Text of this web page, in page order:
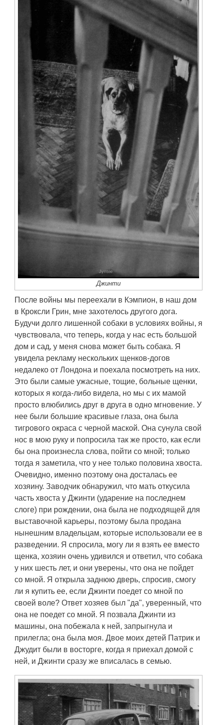
Джинти
После войны мы переехали в Кэмпион, в наш дом
в Кроксли Грин, мне захотелось другого дога.
Будучи долго лишенной собаки в условиях войны, я
чувствовала, что теперь, когда у нас есть большой
дом и сад, у меня снова может быть собака. Я
увидела рекламу нескольких щенков-догов
недалеко от Лондона и поехала посмотреть на них.
Это были самые ужасные, тощие, больные щенки,
которых я когда-либо видела, но мы с их мамой
просто влюбились друг в друга в одно мгновение. У
нее были большие красивые глаза, она была
тигрового окраса с черной маской. Она сунула свой
нос в мою руку и попросила так же просто, как если
бы она произнесла слова, пойти со мной; только
тогда я заметила, что у нее только половина хвоста.
Очевидно, именно поэтому она досталась ее
хозяину. Заводчик обнаружил, что мать откусила
часть хвоста у Джинти (ударение на последнем
слоге) при рождении, она была не подходящей для
выставочной карьеры, поэтому была продана
нынешним владельцам, которые использовали ее в
разведении. Я спросила, могу ли я взять ее вместо
щенка, хозяин очень удивился и ответил, что собака
у них шесть лет, и они уверены, что она не пойдет
со мной. Я открыла заднюю дверь, спросив, смогу
ли я купить ее, если Джинти поедет со мной по
своей воле? Ответ хозяев был "да", уверенный, что
она не поедет со мной. Я позвала Джинти из
машины, она побежала к ней, запрыгнула и
прилегла; она была моя. Двое моих детей Патрик и
Джудит были в восторге, когда я приехал домой с
ней, и Джинти сразу же вписалась в семью.